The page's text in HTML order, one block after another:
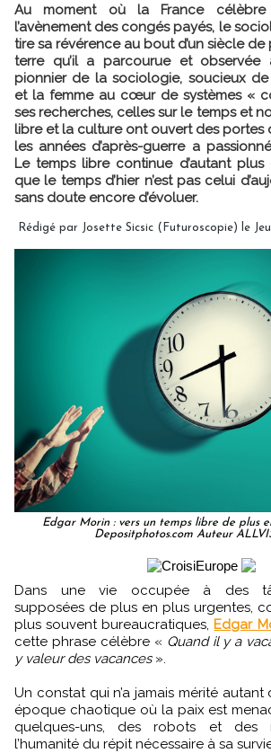
Au moment où la France
l’avènement des congés payés, le
tire sa révérence au bout d’un siècle
terre qu’il a parcourue et observée
pionnier de la sociologie, soucieux de
et la femme au cœur de systèmes «
ses recherches, celles sur le temps et
libre et la culture ont ouvert des portes
les années d’après-guerre a
Le temps libre continue d’autant plus
que le temps d’hier n’est pas celui
sans doute encore d’évoluer.
Rédigé par Josette Sicsic (Futuroscopie) le
Edgar Morin : vers un temps libre de plus
Depositphotos.com Auteur
Dans une vie occupée à des tâches répétitives,
supposées de plus en plus urgentes,
plus souvent bureaucratiques, Edgar
cette phrase célèbre « Quand il y a
y valeur des vacances ».
Un constat qui n’a jamais mérité autant
époque chaotique où la paix est
quelques-uns, des robots et des
l’humanité du répit nécessaire à sa